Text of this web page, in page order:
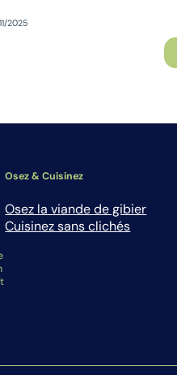
2025
Osez & Cuisinez
Osez la viande de gibier
Cuisinez sans clichés